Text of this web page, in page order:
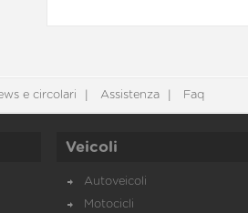
e circolari Assistenza Faq
Veicoli
Autoveicoli
Motocicli